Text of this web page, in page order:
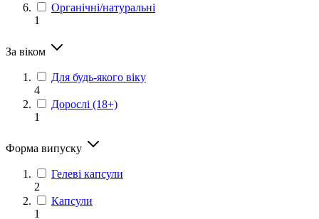
Органічні/натуральні
1
За віком
Для будь-якого віку
4
Дорослі (18+)
1
Форма випуску
Гелеві капсули
2
Капсули
1